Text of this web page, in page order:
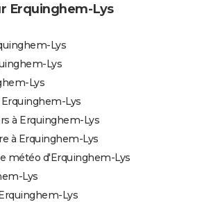
Erquinghem-Lys
Lys
Lys
Lys
Lys
à Erquinghem-Lys
à Erquinghem-Lys
météo d'Erquinghem-Lys
Lys
Lys